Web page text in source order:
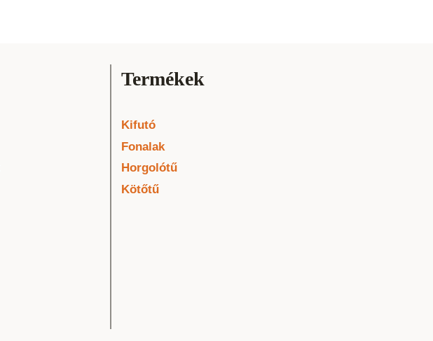
Termékek
Kifutó
Fonalak
Horgolótű
Kötőtű